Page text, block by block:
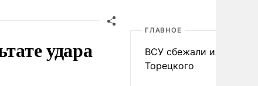
удара
ГЛАВНОЕ
ВСУ сбежали из
Торецкого